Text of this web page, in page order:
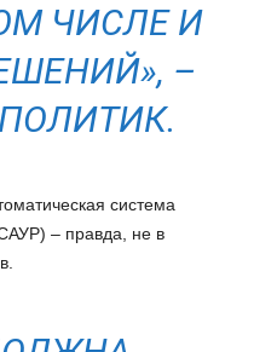
ЧИСЛЕ И
–
система
– правда, не в